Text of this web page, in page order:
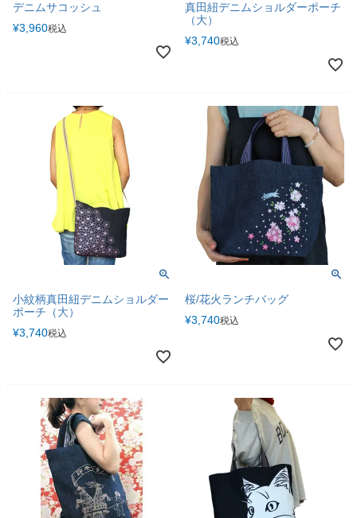
デニムサコッシュ
¥3,960税込
真田紐デニムショルダーポーチ
（大）
¥3,740税込
小紋柄真田紐デニムショルダー
ポーチ（大）
¥3,740税込
桜/花火ランチバッグ
¥3,740税込